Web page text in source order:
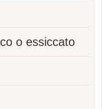
o essiccato